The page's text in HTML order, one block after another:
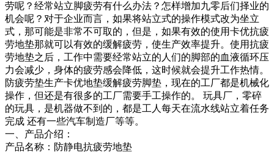
劳呢？经常站立脚疲劳有什么办法？怎样增加九零后们择业的
机会呢？对于企业而言，如果将站立式的操作模式改为坐立
式，那可能是非常不可取的，但是，如果有效的使用卡优抗疲
劳地垫那就可以有效的缓解疲劳，使生产效率提升。使用抗疲
劳地垫之后，工作中需要经常站立的人们的脚部的血液循环压
力会减少，身体的疲劳感会降低，这时候就会提升工作热情。
防疲劳垫生产卡优地垫缓解疲劳脚垫，现在的工厂都是机械化
操作，但还是有很多的工厂需要手工操作的。 玩具厂，零碎
的玩具，是机器做不到的，都是工人每天在流水线站立着任务
完成 还有一些汽车制造厂等等。
一、产品介绍：
产品名称：防静电抗疲劳地垫